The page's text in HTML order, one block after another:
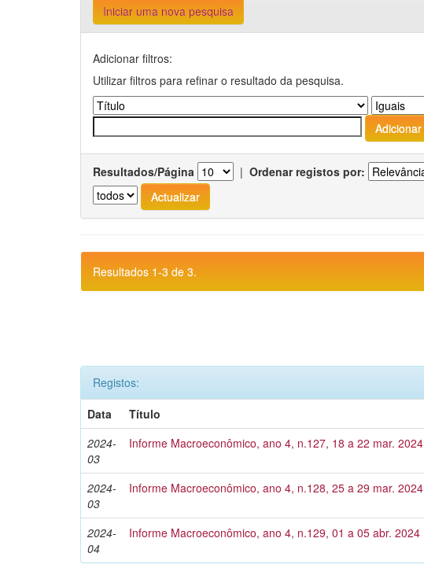
Iniciar uma nova pesquisa
Adicionar filtros:
Utilizar filtros para refinar o resultado da pesquisa.
Resultados/Página | Ordenar registos por:
Resultados 1-3 de 3.
Registos:
Data
Título
2024-
03
Informe Macroeconômico, ano 4, n.127, 18 a 22 mar. 2024
2024-
03
Informe Macroeconômico, ano 4, n.128, 25 a 29 mar. 2024
2024-
04
Informe Macroeconômico, ano 4, n.129, 01 a 05 abr. 2024